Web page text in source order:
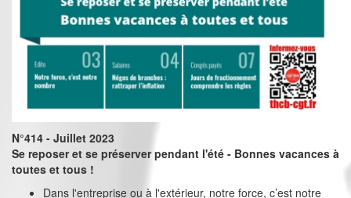
N°414 - Juillet 2023
Se reposer et se préserver pendant l'été - Bonnes vacances à
toutes et tous !
Dans l'entreprise ou à l'extérieur, notre force, c’est notre